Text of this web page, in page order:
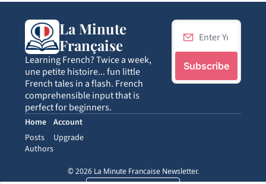
La Minute
Française
Learning French? Twice a week,
une petite histoire... fun little
French tales in a flash. French
comprehensible input that is
perfect for beginners.
Subscribe
Home
Posts
Authors
Account
Upgrade
© 2026 La Minute Francaise Newsletter.